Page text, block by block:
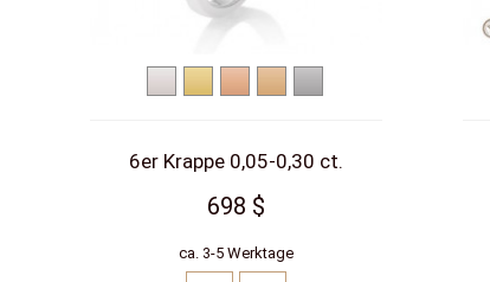
WeißgoldGelbgoldRotgold
6er Krappe 0,05-0,30 ct.
698 $
ca. 3-5 Werktage